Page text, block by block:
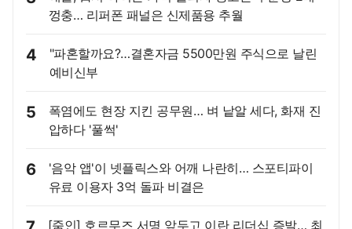
껑충… 리퍼폰 패널은 신제품용 추월
4
"파혼할까요?…결혼자금 5500만원 주식으로 날린
예비신부
5
폭염에도 현장 지킨 공무원… 벼 낱알 세다, 화재 진
압하다 '풀썩'
6
'음악 앱'이 넷플릭스와 어깨 나란히… 스포티파이
유료 이용자 3억 돌파 비결은
[줌인] 호르무즈 서명 앞두고 이란 리더십 증발… 최